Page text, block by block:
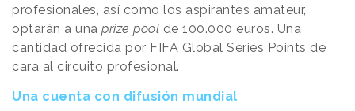
profesionales, así como los aspirantes amateur,
optarán a una prize pool de 100.000 euros. Una
cantidad ofrecida por FIFA Global Series Points de
cara al circuito profesional.
Una cuenta con difusión mundial